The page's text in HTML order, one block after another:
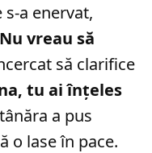
a enervat,
vreau să
să clarifice
tu ai înțeles
a pus
o lase în pace.